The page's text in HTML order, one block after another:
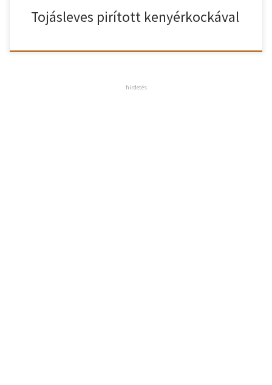
Tojásleves pirított kenyérkockával
hirdetés